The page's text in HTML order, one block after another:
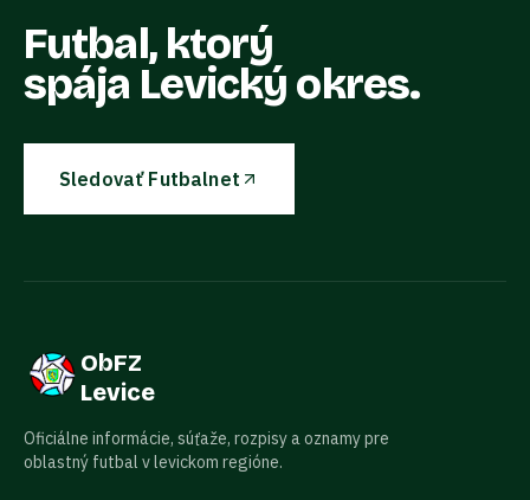
Futbal, ktorý
spája Levický okres.
Sledovať Futbalnet
ObFZ
Levice
Oficiálne informácie, súťaže, rozpisy a oznamy pre
oblastný futbal v levickom regióne.